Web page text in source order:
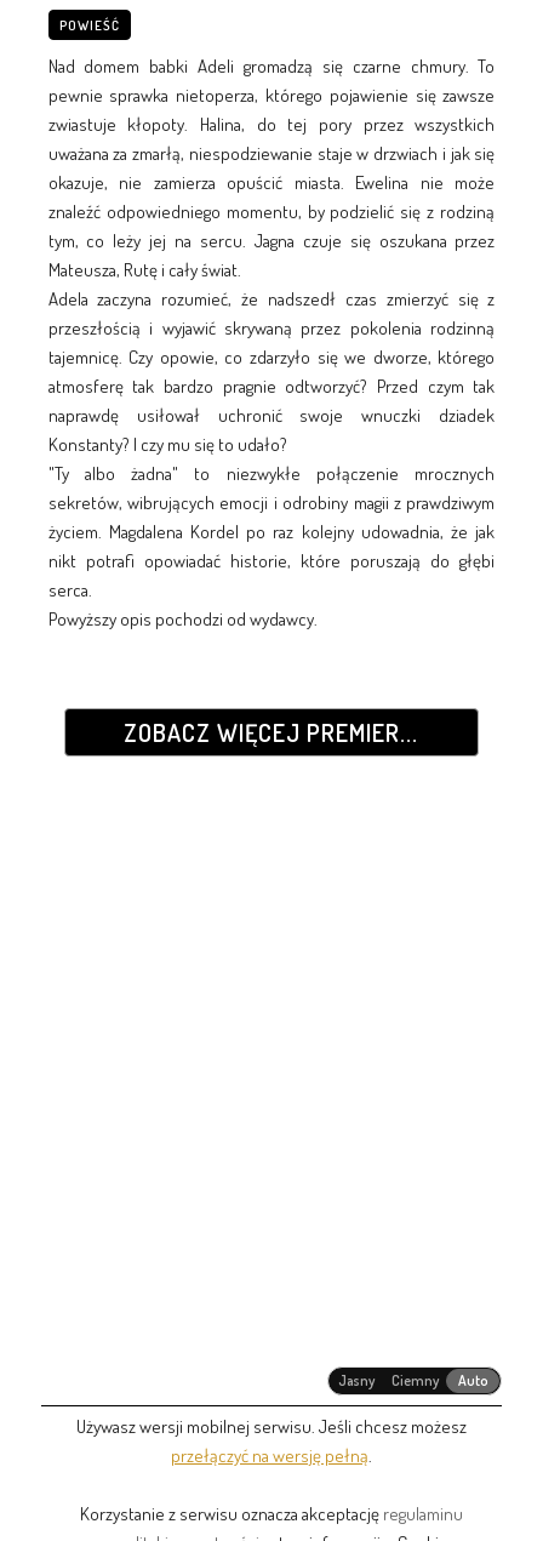
POWIEŚĆ
Nad domem babki Adeli gromadzą się czarne chmury. To
pewnie sprawka nietoperza, którego pojawienie się zawsze
zwiastuje kłopoty. Halina, do tej pory przez wszystkich
uważana za zmarłą, niespodziewanie staje w drzwiach i jak się
okazuje, nie zamierza opuścić miasta. Ewelina nie może
znaleźć odpowiedniego momentu, by podzielić się z rodziną
tym, co leży jej na sercu. Jagna czuje się oszukana przez
Mateusza, Rutę i cały świat.
Adela zaczyna rozumieć, że nadszedł czas zmierzyć się z
przeszłością i wyjawić skrywaną przez pokolenia rodzinną
tajemnicę. Czy opowie, co zdarzyło się we dworze, którego
atmosferę tak bardzo pragnie odtworzyć? Przed czym tak
naprawdę usiłował uchronić swoje wnuczki dziadek
Konstanty? I czy mu się to udało?
"Ty albo żadna" to niezwykłe połączenie mrocznych
sekretów, wibrujących emocji i odrobiny magii z prawdziwym
życiem. Magdalena Kordel po raz kolejny udowadnia, że jak
nikt potrafi opowiadać historie, które poruszają do głębi
serca.
Powyższy opis pochodzi od wydawcy.
ZOBACZ WIĘCEJ PREMIER...
Jasny Ciemny Auto
Używasz wersji mobilnej serwisu. Jeśli chcesz możesz
przełączyć na wersję pełną
Korzystanie z serwisu oznacza akceptację regulaminu